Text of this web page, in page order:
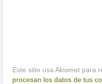
Este sitio usa Akismet para
procesan los datos de tus